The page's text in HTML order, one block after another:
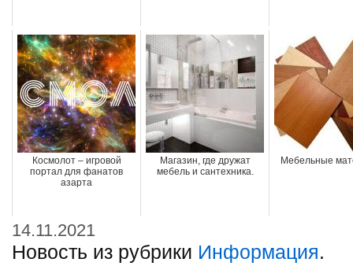
Космолот – игровой
портал для фанатов
азарта
Магазин, где дружат
мебель и сантехника.
Мебельные
14.11.2021
Новость из рубрики Информация.